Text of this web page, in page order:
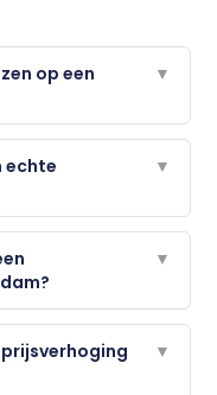
op een
▼
echte
▼
▼
▼